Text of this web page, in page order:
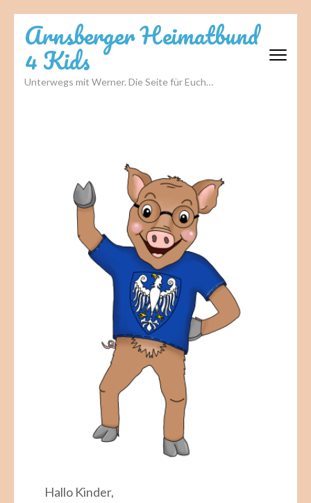
Inhalt
springen
(Eingabetaste
drücken)
Arnsberger Heimatbund
4 Kids
Unterwegs mit Werner. Die Seite für Euch…
Hallo Kinder,